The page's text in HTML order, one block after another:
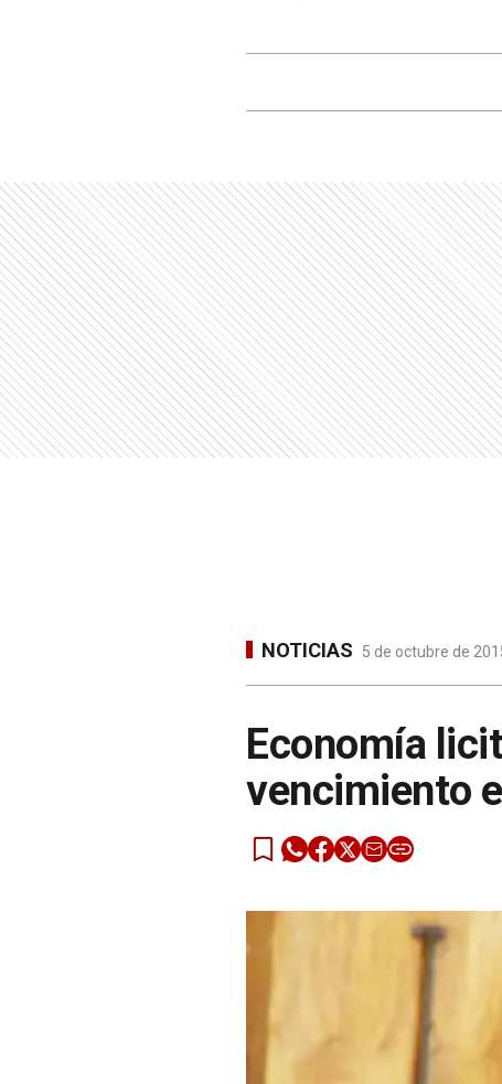
NOTICIAS 5 de octubre de
Economía
vencimiento